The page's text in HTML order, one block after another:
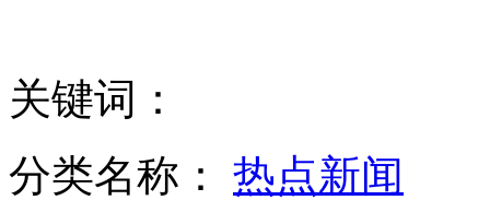
印轮奸案开庭首日警方递千页起诉书
岭南书画家莫各伯画展在广州举行
关键词：
分类名称： 热点新闻